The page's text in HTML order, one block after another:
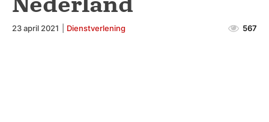
23 april 2021 Dienstverlening 567